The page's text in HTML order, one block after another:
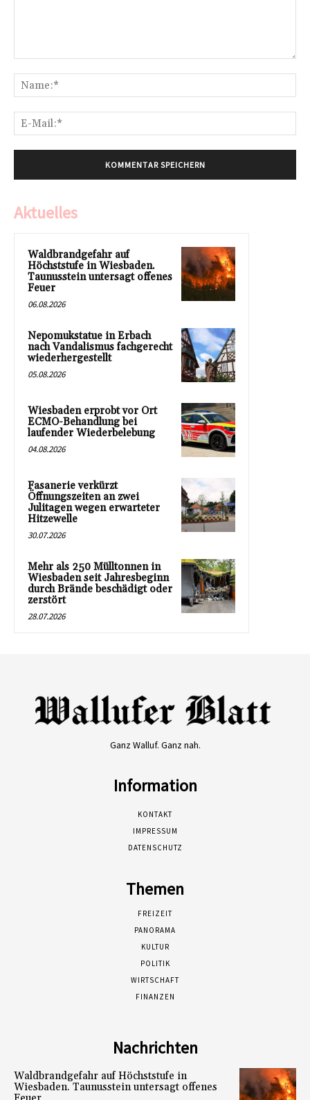
Aktuelles
Waldbrandgefahr auf
Höchststufe in Wiesbaden.
Taunusstein untersagt offenes
Feuer
06.08.2026
Nepomukstatue in Erbach
nach Vandalismus fachgerecht
wiederhergestellt
05.08.2026
Wiesbaden erprobt vor Ort
ECMO-Behandlung bei
laufender Wiederbelebung
04.08.2026
Fasanerie verkürzt
Öffnungszeiten an zwei
Julitagen wegen erwarteter
Hitzewelle
30.07.2026
Mehr als 250 Mülltonnen in
Wiesbaden seit Jahresbeginn
durch Brände beschädigt oder
zerstört
28.07.2026
Ganz Walluf. Ganz nah.
Information
KONTAKT
IMPRESSUM
DATENSCHUTZ
Themen
FREIZEIT
PANORAMA
KULTUR
POLITIK
WIRTSCHAFT
FINANZEN
Nachrichten
Waldbrandgefahr auf Höchststufe in
Wiesbaden. Taunusstein untersagt offenes